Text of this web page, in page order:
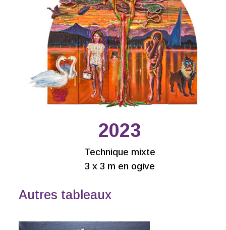
2023
Technique mixte
3 x 3 m en ogive
Autres tableaux